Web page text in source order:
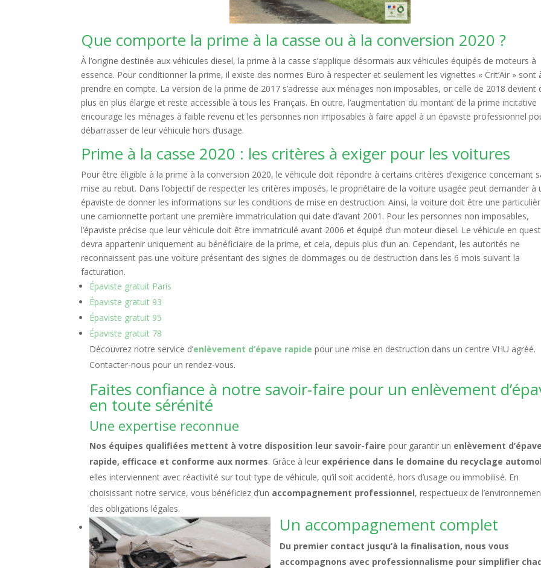
Que comporte la prime à la casse ou à la conversion 2020 ?
À l’origine destinée aux véhicules diesel, la prime à la casse s’applique désormais aux véhicules équipés de moteurs à
essence. Pour conditionner la prime, il existe des normes Euro à respecter et seulement les vignettes « Crit’Air » sont
prendre en compte. La version de la prime de 2017 s’adresse aux ménages non imposables, or celle de 2018 devient
plus en plus élargie et reste accessible à tous les Français. En outre, l’augmentation du montant de la prime incitative
encourage les ménages à faible revenu et les personnes non imposables à faire appel à un épaviste professionnel
débarrasser de leur véhicule hors d’usage.
Prime à la casse 2020 : les critères à exiger pour les voitures
Pour être éligible à la prime à la conversion 2020, le véhicule doit répondre à certains critères d’exigence concernant
mise au rebut. Dans l’objectif de respecter les critères imposés, le propriétaire de la voiture usagée peut demander à
épaviste de donner les informations sur les conditions de mise en destruction. Ainsi, la voiture doit être une
une camionnette portant une première immatriculation qui date d’avant 2001. Pour les personnes non imposables,
l’épaviste précise que leur véhicule doit être immatriculé avant 2006 et équipé d’un moteur diesel. Le véhicule en
devra appartenir uniquement au bénéficiaire de la prime, et cela, depuis plus d’un an. Cependant, les autorités ne
reconnaissent pas une voiture présentant des signes de dommages ou de destruction dans les 6 mois suivant la
facturation.
Épaviste gratuit Paris
Épaviste gratuit 93
Épaviste gratuit 95
Épaviste gratuit 78
Découvrez notre service d’enlèvement d’épave rapide pour une mise en destruction dans un centre VHU agréé.
Contacter-nous pour un rendez-vous.
Faites confiance à notre savoir-faire pour un enlèvement
en toute sérénité
Une expertise reconnue
Nos équipes qualifiées mettent à votre disposition leur savoir-faire pour garantir un enlèvement d’épave
rapide, efficace et conforme aux normes. Grâce à leur expérience dans le domaine du recyclage
elles interviennent avec réactivité sur tout type de véhicule, qu’il soit accidenté, hors d’usage ou immobilisé. En
choisissant notre service, vous bénéficiez d’un accompagnement professionnel, respectueux de
des obligations légales.
Un accompagnement complet
Du premier contact jusqu’à la finalisation, nous vous
accompagnons avec professionnalisme pour simplifier